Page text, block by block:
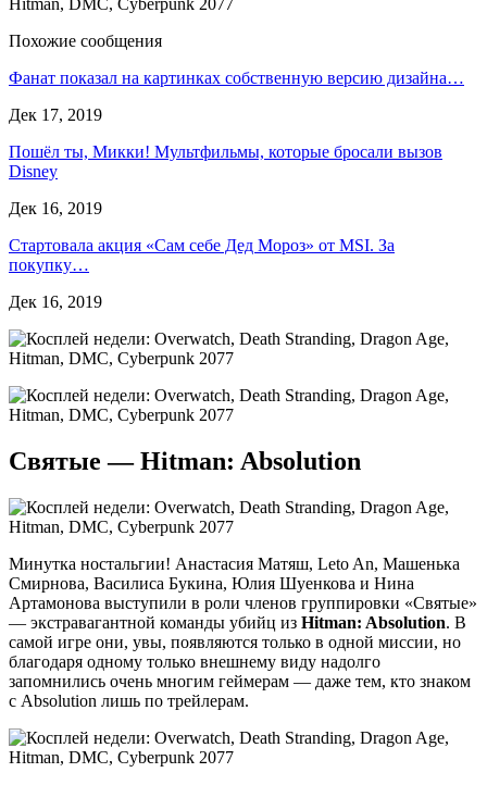
Похожие сообщения
Фанат показал на картинках собственную версию дизайна…
Дек 17, 2019
Пошёл ты, Микки! Мультфильмы, которые бросали вызов
Disney
Дек 16, 2019
Стартовала акция «Сам себе Дед Мороз» от MSI. За
покупку…
Дек 16, 2019
Святые — Hitman: Absolution
Минутка ностальгии! Анастасия Матяш, Leto An, Машенька
Смирнова, Василиса Букина, Юлия Шуенкова и Нина
Артамонова выступили в роли членов группировки «Святые»
— экстравагантной команды убийц из Hitman: Absolution. В
самой игре они, увы, появляются только в одной миссии, но
благодаря одному только внешнему виду надолго
запомнились очень многим геймерам — даже тем, кто знаком
с Absolution лишь по трейлерам.